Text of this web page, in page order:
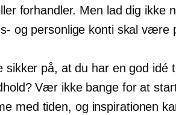
forhandler. Men lad dig ikke
og personlige konti skal være
sikker på, at du har en god idé
Vær ikke bange for at
med tiden, og inspirationen